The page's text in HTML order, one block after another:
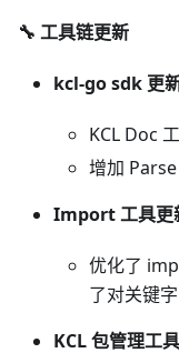
🔧 工具链更新
kcl-go sdk 更
KCL Doc
增加 Parse
Import 工具更
优化了
了对关键
KCL 包管理工具